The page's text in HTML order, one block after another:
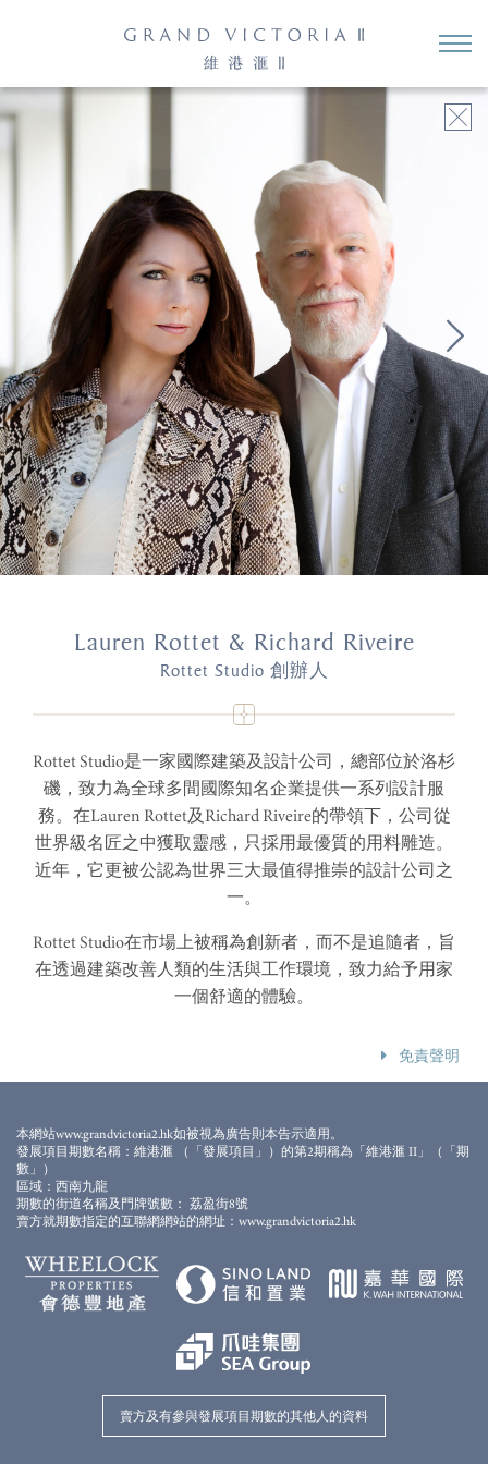
Lauren Rottet & Richard Riveire
Rottet Studio 創辦人
Rottet Studio是一家國際建築及設計公司，總部位於洛杉
磯，致力為全球多間國際知名企業提供一系列設計服
務。在Lauren Rottet及Richard Riveire的帶領下，公司從
世界級名匠之中獲取靈感，只採用最優質的用料雕造。
近年，它更被公認為世界三大最值得推崇的設計公司之
一。
Rottet Studio在市場上被稱為創新者，而不是追隨者，旨
在透過建築改善人類的生活與工作環境，致力給予用家
一個舒適的體驗。
免責聲明
https://www.rottetstudio.com/about )，賣方不保證上述網頁是否最新修訂
版及其準確性。
本網站www.grandvictoria2.hk如被視為廣告則本告示適用。
發展項目期數名稱：維港滙 （「發展項目」）的第2期稱為「維港滙 II」（「期
數」）
區域：西南九龍
期數的街道名稱及門牌號數： 荔盈街8號
賣方就期數指定的互聯網網站的網址：www.grandvictoria2.hk
賣方及有參與發展項目期數的其他人的資料